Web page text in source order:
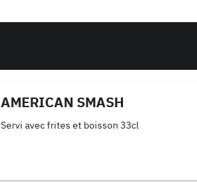
AMERICAN SMASH
Servi avec frites et boisson 33cl